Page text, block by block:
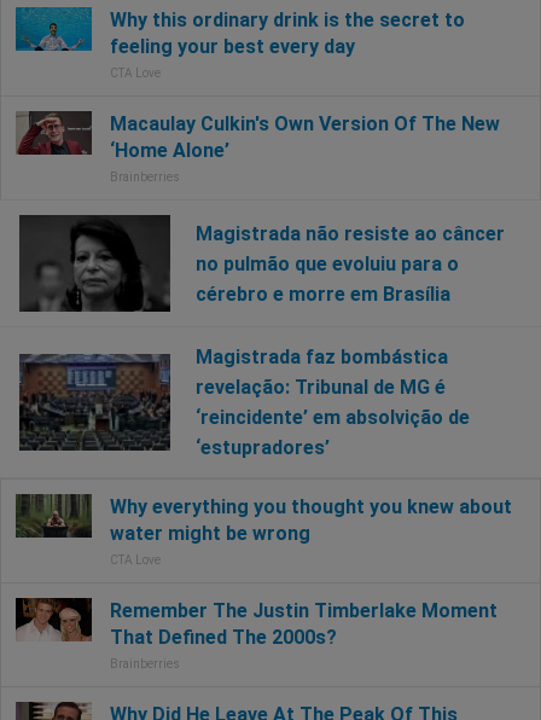
Magistrada não resiste ao câncer
no pulmão que evoluiu para o
cérebro e morre em Brasília
Magistrada faz bombástica
revelação: Tribunal de MG é
‘reincidente’ em absolvição de
‘estupradores’